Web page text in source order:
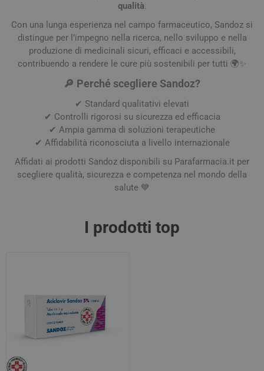
qualità.
Con una lunga esperienza nel campo farmaceutico, Sandoz si
distingue per l’impegno nella ricerca, nello sviluppo e nella
produzione di medicinali sicuri, efficaci e accessibili,
contribuendo a rendere le cure più sostenibili per tutti 🌍✨
🔎 Perché scegliere Sandoz?
✔ Standard qualitativi elevati
✔ Controlli rigorosi su sicurezza ed efficacia
✔ Ampia gamma di soluzioni terapeutiche
✔ Affidabilità riconosciuta a livello internazionale
Affidati ai prodotti Sandoz disponibili su Parafarmacia.it per
scegliere qualità, sicurezza e competenza nel mondo della
salute 💙
I prodotti top